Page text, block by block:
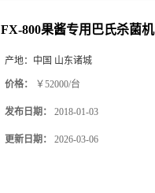
FX-800果酱专用巴氏杀菌机
产地： 中国 山东诸城
价格： ￥52000/台
发布日期： 2018-01-03
更新日期： 2026-03-06